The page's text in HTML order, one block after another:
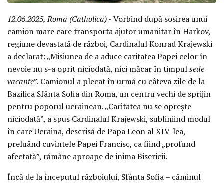
12.06.2025, Roma (Catholica)- Vorbind după sosirea unui
camion mare care transporta ajutor umanitar în Harkov,
regiune devastată de război, Cardinalul Konrad Krajewski
a declarat: „Misiunea de a aduce caritatea Papei celor în
nevoie nu s-a oprit niciodată, nici măcar în timpulsede
vacante”. Camionul a plecat în urmă cu câteva zile de la
Bazilica Sfânta Sofia din Roma, un centru vechi de sprijin
pentru poporul ucrainean. „Caritatea nu se oprește
niciodată”, a spus Cardinalul Krajewski, subliniind modul
în care Ucraina, descrisă de Papa Leon al XIV-lea,
preluând cuvintele Papei Francisc, ca fiind „profund
afectată”, rămâne aproape de inima Bisericii.
Încă de la începutul războiului, Sfânta Sofia – căminul